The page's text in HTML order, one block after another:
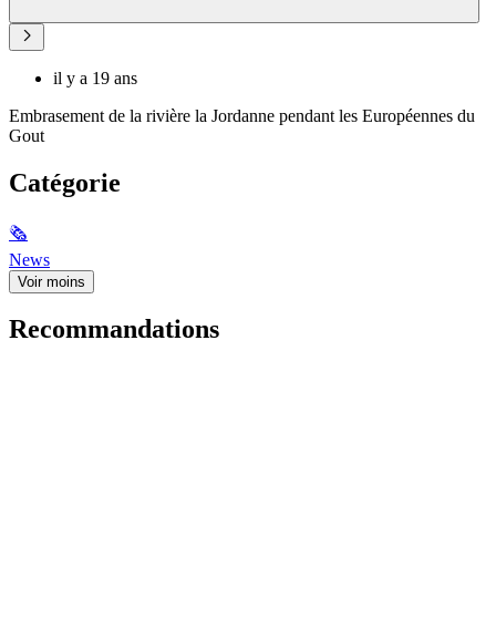
il y a 19 ans
Embrasement de la rivière la Jordanne pendant les Européennes du
Gout
Catégorie
🗞
News
Voir moins
Recommandations